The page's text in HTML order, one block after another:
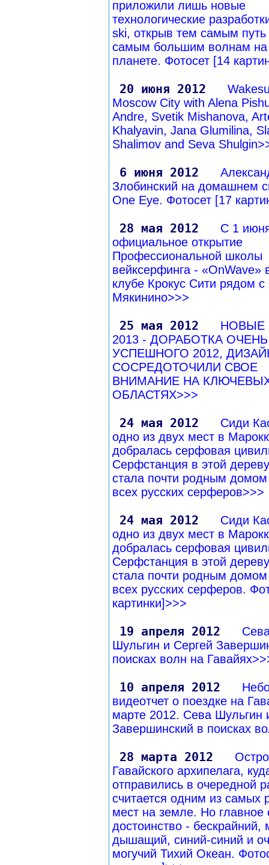
приложили лишь новые
технологические
ski, открыв тем самым путь
самым большим волнам на
планете. Фотосет [14
20 июня 2012
Moscow City with Alena
Andre, Svetik Mishanova,
Khalyavin, Jana Glumilina,
Shalimov and Seva
6 июня 2012
Злобинский на домашнем
One Eye. Фотосет [17
28 мая 2012
С 1
официальное открытие
Профессиональной школы
вейксерфинга - «OnWave»
клубе Крокус Сити рядом с
Мякинино>>>
25 мая 2012
НОВЫЕ
2013 - ДОРАБОТКА ОЧЕНЬ
УСПЕШНОГО 2012,
СОСРЕДОТОЧИЛИ СВОЕ
ВНИМАНИЕ НА
ОБЛАСТЯХ>>>
24 мая 2012
Сиди
одно из двух мест в
добралась серфовая
Серфстанция в этой
стала почти родным
всех русских серферов>>>
24 мая 2012
Сиди
одно из двух мест в
добралась серфовая
Серфстанция в этой
стала почти родным
всех русских серферов.
картинки]>>>
19 апреля 2012
Шульгин и Сергей
поисках волн на
10 апреля 2012
видеотчет о поездке на
марте 2012. Сева Шульгин
Завершинский в поисках
28 марта 2012
Гавайского архипелага,
отправились в очередной
считается одним из самых
мест на земле. Но главное
достоинство - бескрайний,
дышащий, синий-синий и
могучий Тихий Океан.